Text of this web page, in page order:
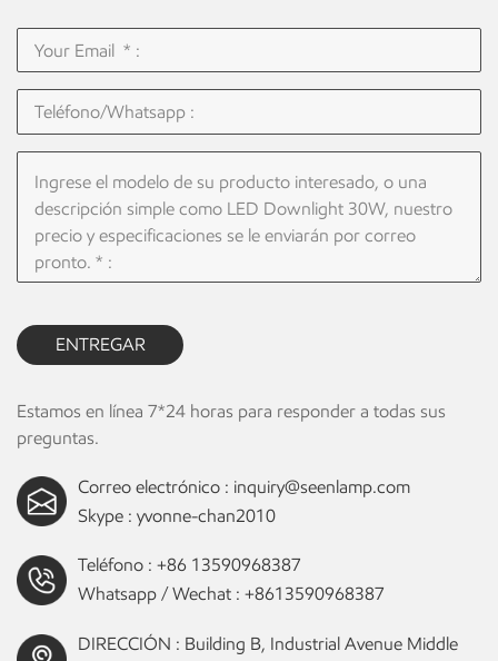
ENTREGAR
Estamos en línea 7*24 horas para responder a todas sus
preguntas.
Correo electrónico : inquiry@seenlamp.com
Skype : yvonne-chan2010
Teléfono : +86 13590968387
Whatsapp / Wechat : +8613590968387
DIRECCIÓN : Building B, Industrial Avenue Middle